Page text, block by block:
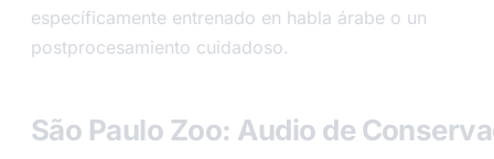
específicamente entrenado en habla árabe o un
postprocesamiento cuidadoso.
São Paulo Zoo: Audio de